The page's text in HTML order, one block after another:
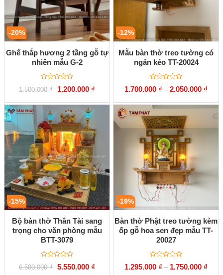
-20%
Ghế thắp hương 2 tầng gỗ tự
nhiên mẫu G-2
Được
xếp
0
sao
1.500.000₫
Giá
là:
1.500.000 ₫.
1.200.000 ₫Giá
tại
1.200.000 ₫.
-12%
Mẫu bàn thờ treo tường có
ngăn kéo TT-20024
Được
xếp
0
5
sao
1.700.000 ₫ – 2.050.000 ₫
-15%
Bộ bàn thờ Thần Tài sang
trọng cho văn phòng mẫu
BTT-3079
Được
xếp
6.500.000₫ Giá
5.550.000 ₫Giá
-19%
Bàn thờ Phật treo tường kèm
ốp gỗ hoa sen đẹp mẫu TT-
20027
Được
xếp
1.295.000 ₫ – 1.750.000 ₫